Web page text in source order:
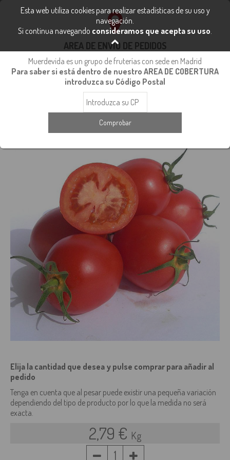
FRUTA Y VERDURA FRESCA
91 112 40 48
info@fruteriasmuerdevida.com
Inicio Tomates Tomates de Temporada
Tomate Pera Gazpacho
Elija la cantidad que desea y pulse comprar para añadir al
pedido
Tenga en cuenta que al pesar puede existir una pequeña variación
dependiendo del tipo de producto por lo que la medida no será
exacta.
2,79 € Kg
1
Esta web utiliza cookies para realizar estadísticas de su uso y
navegación.
Si continua navegando consideramos que acepta su uso.
AREA DE ENVÍO DE PEDIDOS
Muerdevida es un grupo de fruterías con sede en Madrid
Para saber si está dentro de nuestro AREA DE COBERTURA
introduzca su Código Postal